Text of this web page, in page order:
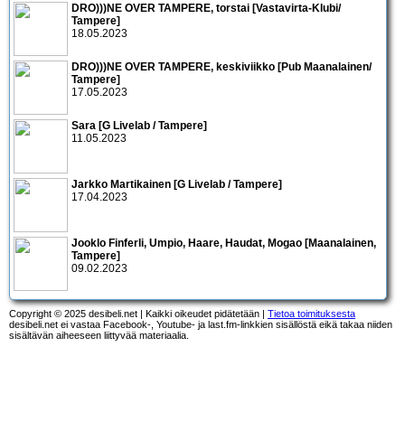
DRO)))NE OVER TAMPERE, torstai [Vastavirta-Klubi/
Tampere]
18.05.2023
DRO)))NE OVER TAMPERE, keskiviikko [Pub Maanalainen/
Tampere]
17.05.2023
Sara [G Livelab / Tampere]
11.05.2023
Jarkko Martikainen [G Livelab / Tampere]
17.04.2023
Jooklo Finferli, Umpio, Haare, Haudat, Mogao [Maanalainen,
Tampere]
09.02.2023
Copyright © 2025 desibeli.net | Kaikki oikeudet pidätetään | Tietoa toimituksesta
desibeli.net ei vastaa Facebook-, Youtube- ja last.fm-linkkien sisällöstä eikä takaa niiden
sisältävän aiheeseen liittyvää materiaalia.